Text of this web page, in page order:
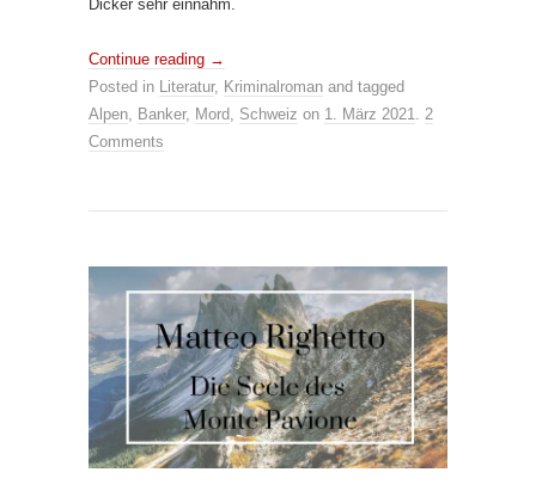
Dicker sehr einnahm.
Continue reading →
Posted in
Literatur, Kriminalroman and tagged
Alpen
Banker, Mord Schweiz on 1. März 2021
2
Comments